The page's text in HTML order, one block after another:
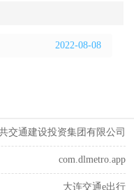
2022-08-08
交通建设投资集团有限公司
com.dlmetro.app
大连交通e出行